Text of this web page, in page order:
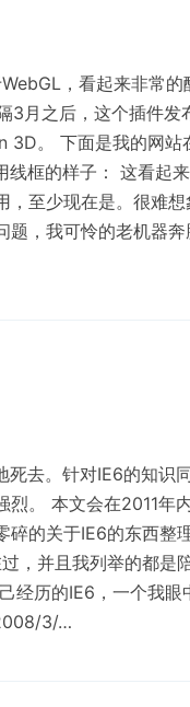
，看起来非常的
月之后，这个插件发
。 下面是我的网站
框的样子： 这看起来
，至少现在是。很难
题，我可怜的老机器
去。针对IE6的知识
烈。 本文会在2011年
的关于IE6的东西整
，并且我列举的都是
经历的IE6，一个我眼
3/…